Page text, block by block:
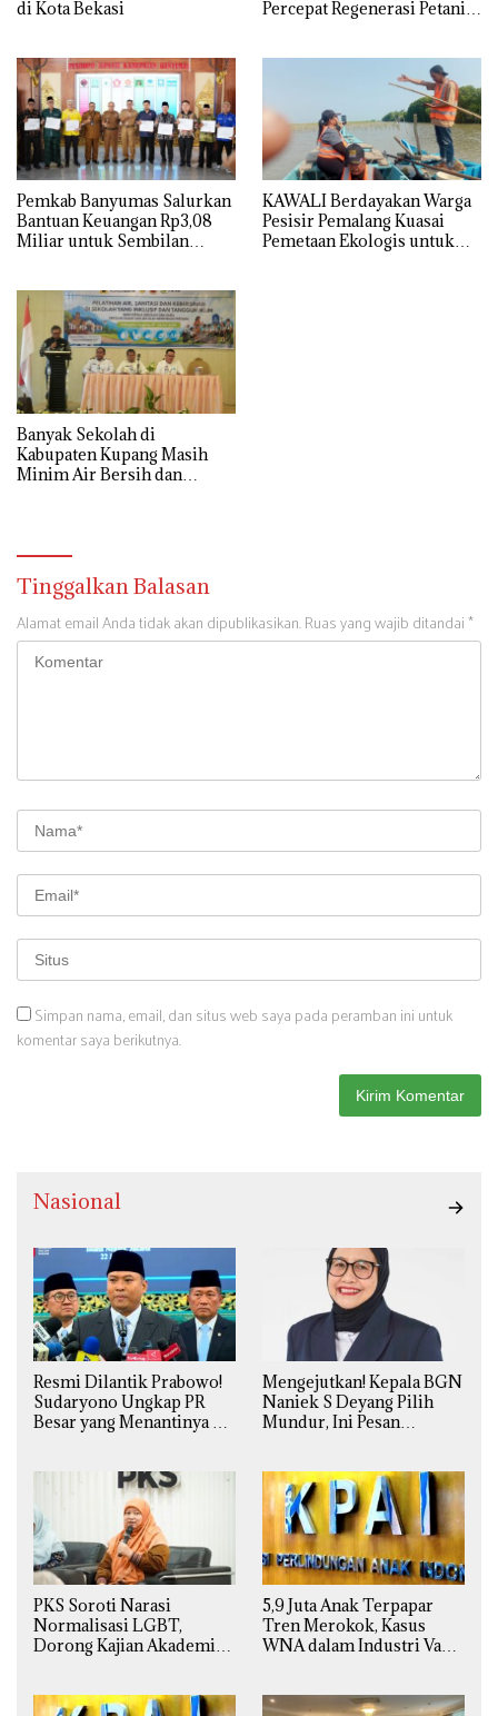
di Kota Bekasi
Percepat Regenerasi Petani
Pemkab Banyumas Salurkan
Bantuan Keuangan Rp3,08
Miliar untuk Sembilan
KAWALI Berdayakan Warga
Pesisir Pemalang Kuasai
Pemetaan Ekologis untuk
Banyak Sekolah di
Kabupaten Kupang Masih
Minim Air Bersih dan
Tinggalkan Balasan
Alamat email Anda tidak akan dipublikasikan.Ruas yang wajib ditandai*
Simpan nama, email, dan situs web saya pada peramban ini untuk
komentar saya berikutnya.
Nasional
Resmi Dilantik Prabowo!
Sudaryono Ungkap PR
Besar yang Menantinya di
Mengejutkan! Kepala BGN
Naniek S Deyang Pilih
Mundur, Ini Pesan
PKS Soroti Narasi
Normalisasi LGBT,
Dorong Kajian Akademik
Agama
5,9 Juta Anak Terpapar
Tren Merokok, Kasus
WNA dalam Industri Vape